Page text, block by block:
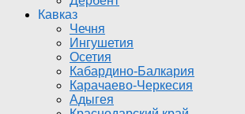
Кавказ
Чечня
Ингушетия
Осетия
Кабардино-Балкария
Карачаево-Черкесия
Адыгея